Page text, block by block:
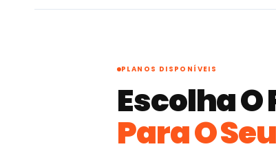
PLANOS DISPONÍVEIS
Escolha
Para O